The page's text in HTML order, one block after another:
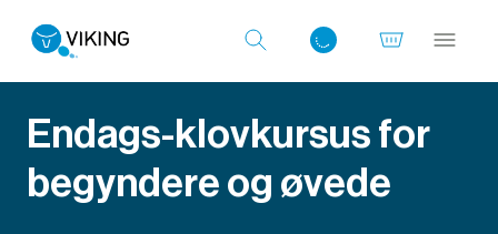
Log ind med det samme
Endags-klovkursus for
begyndere og øvede